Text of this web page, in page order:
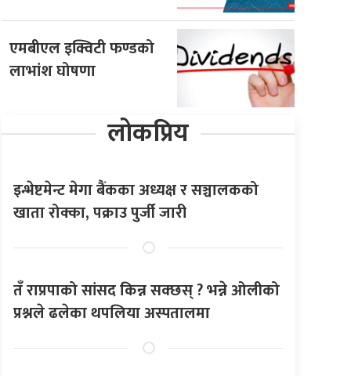
एमबीएल इक्विटी फण्डको
लाभांश घोषणा
लोकप्रिय
इन्भेष्टमेन्ट मेगा बैंकका अध्यक्ष र सञ्चालकको
खाता रोक्का, पक्राउ पुर्जी जारी
तँ राप्रपाको सांसद किन्न सक्छस् ? भन्ने ओलीको
प्रश्नले ढलेका थपलिया अस्पतालमा